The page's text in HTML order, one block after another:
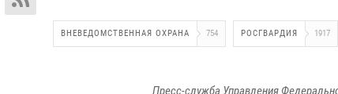
ВНЕВЕДОМСТВЕННАЯ ОХРАНА 754 РОСГВАРДИЯ 1917
Пресс-служба Управления